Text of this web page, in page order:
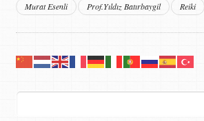
Murat Esenli
Prof.Yıldız Batırbaygil Reiki
Arama: